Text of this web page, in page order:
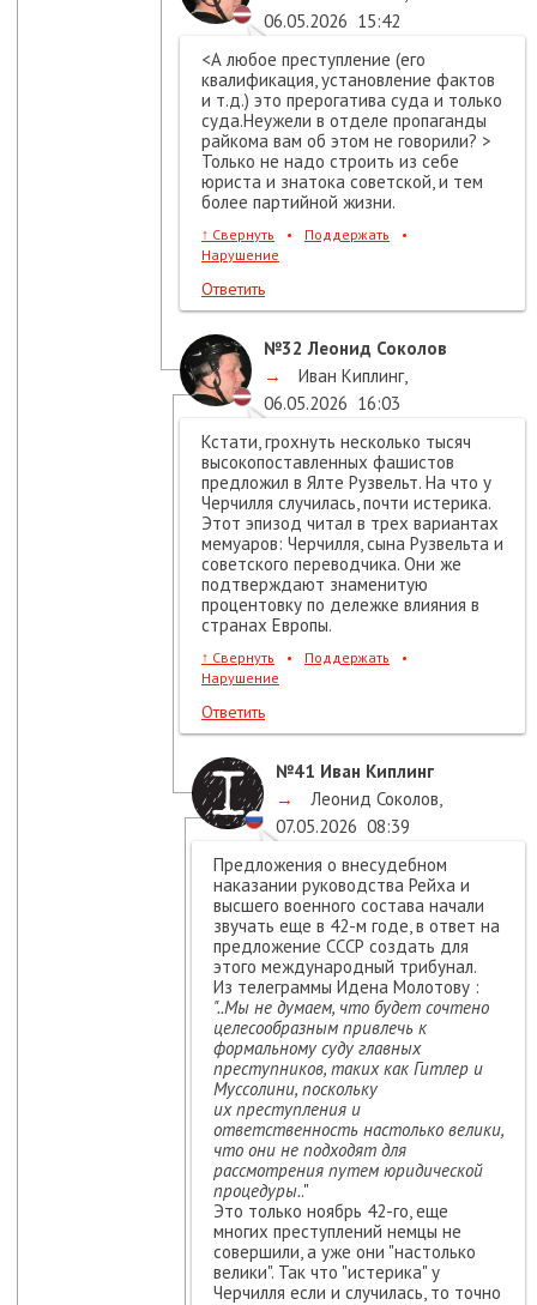
06.05.2026 15:42
<А любое преступление (его
квалификация, установление фактов
и т.д.) это прерогатива суда и только
суда.Неужели в отделе пропаганды
райкома вам об этом не говорили? >
Только не надо строить из себе
юриста и знатока советской, и тем
более партийной жизни.
↑ Свернуть • Поддержать
•
Нарушение
Ответить
№32 Леонид Соколов
→
Иван Киплинг,
06.05.2026 16:03
Кстати, грохнуть несколько тысяч
высокопоставленных фашистов
предложил в Ялте Рузвельт. На что у
Черчилля случилась, почти истерика.
Этот эпизод читал в трех вариантах
мемуаров: Черчилля, сына Рузвельта и
советского переводчика. Они же
подтверждают знаменитую
процентовку по дележке влияния в
странах Европы.
↑ Свернуть • Поддержать
•
Нарушение
Ответить
№41 Иван Киплинг
→
Леонид Соколов,
07.05.2026 08:39
Предложения о внесудебном
наказании руководства Рейха и
высшего военного состава начали
звучать еще в 42-м годе, в ответ на
предложение СССР создать для
этого международный трибунал.
Из телеграммы Идена Молотову :
"..Мы не думаем, что будет сочтено
целесообразным привлечь к
формальному суду главных
преступников, таких как Гитлер и
Муссолини, поскольку
их преступления и
ответственность настолько велики,
что они не подходят для
рассмотрения путем юридической
процедуры.."
Это только ноябрь 42-го, еще
многих преступлений немцы не
совершили, а уже они "настолько
велики". Так что "истерика" у
Черчилля если и случилась, то точно